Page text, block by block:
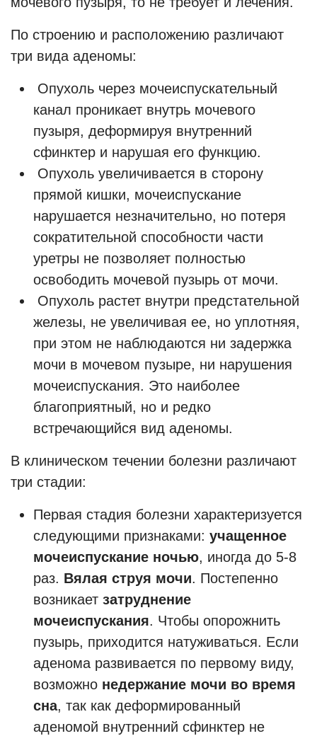
По строению и расположению различают
три вида аденомы:
Опухоль через мочеиспускательный
канал проникает внутрь мочевого
пузыря, деформируя внутренний
сфинктер и нарушая его функцию.
Опухоль увеличивается в сторону
прямой кишки, мочеиспускание
нарушается незначительно, но потеря
сократительной способности части
уретры не позволяет полностью
освободить мочевой пузырь от мочи.
Опухоль растет внутри предстательной
железы, не увеличивая ее, но уплотняя,
при этом не наблюдаются ни задержка
мочи в мочевом пузыре, ни нарушения
мочеиспускания. Это наиболее
благоприятный, но и редко
встречающийся вид аденомы.
В клиническом течении болезни различают
три стадии:
Первая стадия болезни характеризуется
следующими признаками: учащенное
мочеиспускание ночью, иногда до 5-8
раз. Вялая струя мочи. Постепенно
возникает затруднение
мочеиспускания. Чтобы опорожнить
пузырь, приходится натуживаться. Если
аденома развивается по первому виду,
возможно недержание мочи во время
сна, так как деформированный
аденомой внутренний сфинктер не